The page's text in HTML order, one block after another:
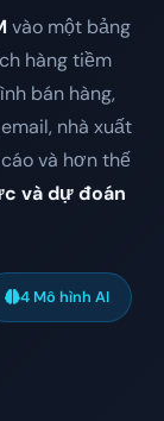
vào một bảng
hàng tiềm
bán hàng,
nhà xuất
và hơn thế
và dự đoán
4 Mô hình AI